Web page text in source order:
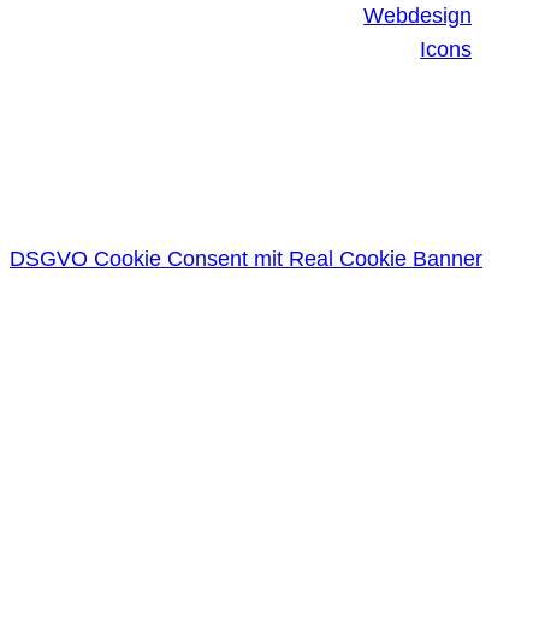
Webdesign
Icons
DSGVO Cookie Consent mit Real Cookie Banner